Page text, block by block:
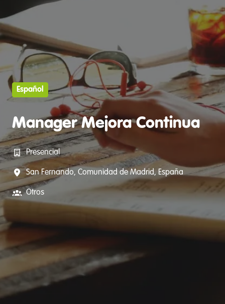
Español
Manager Mejora Continua
Presencial
San Fernando, Comunidad de Madrid, España
Otros